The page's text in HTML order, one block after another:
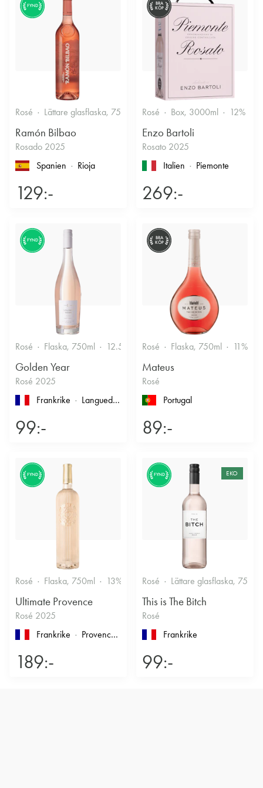
FYND
Rosé Lättare glasflaska, 750ml 12.5% Fruktigt & Smakrikt
Ramón Bilbao
Rosado 2025
Spanien
Rioja
129:-
BRA
KÖP
Rosé Box, 3000ml 12%
Enzo Bartoli
Rosato 2025
Italien
Piemonte
269:-
FYND
Rosé Flaska, 750ml 12.5% Friskt & Bärigt
Golden Year
Rosé 2025
Frankrike
Languedoc-Roussillon , Pays d'Oc
99:-
BRA
KÖP
Rosé Flaska, 750ml 11%
Mateus
Rosé
Portugal
89:-
FYND
Rosé Flaska, 750ml 13% Friskt & Bärigt
Ultimate Provence
Rosé 2025
Frankrike
Provence , Côtes de Provence
189:-
FYND EKO
Rosé Lättare glasflaska, 750ml
This is The Bitch
Rosé
Frankrike
99:-